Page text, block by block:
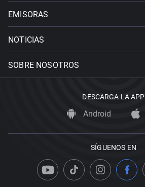
EMISORAS
NOTICIAS
SOBRE NOSOTROS
DESCARGA LA APP
Android
SÍGUENOS EN